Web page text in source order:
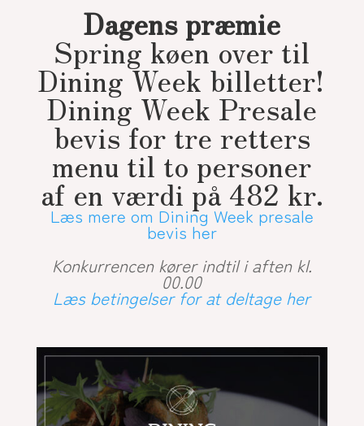
Dagens præmie
Spring køen over til
Dining Week billetter!
Dining Week Presale
bevis for tre retters
menu til to personer
af en værdi på 482 kr.
Læs mere om Dining Week presale
bevis her
Konkurrencen kører indtil i aften kl.
00.00
Læs betingelser for at deltage her